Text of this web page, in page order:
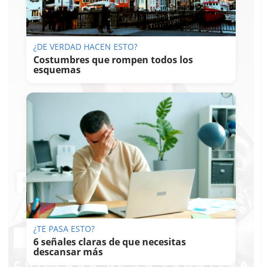
¿DE VERDAD HACEN ESTO?
Costumbres que rompen todos los
esquemas
¿TE PASA ESTO?
6 señales claras de que necesitas
descansar más